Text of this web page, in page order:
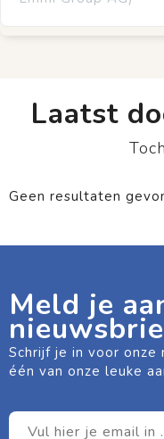
Laatst
Geen resultaten
Meld je
Schrijf je in voor
één van onze leuke